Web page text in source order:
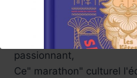
L’équipe Lumières en
La promesse d'un choix
passionnant,
Ce" marathon" culturel